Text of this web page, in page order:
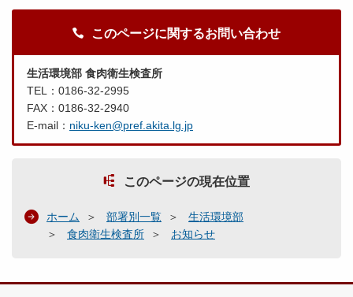
このページに関するお問い合わせ
生活環境部 食肉衛生検査所
TEL：0186-32-2995
FAX：0186-32-2940
E-mail： niku-ken@pref.akita.lg.jp
このページの現在位置
ホーム 部署別一覧
生活環境部
食肉衛生検査所
お知らせ